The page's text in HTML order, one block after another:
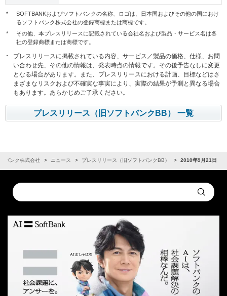
*
SOFTBANKおよびソフトバンクの名称、ロゴは、日本国およびその他の国におけ
るソフトバンク株式会社の登録商標または商標です。
*
その他、本プレスリリースに記載されている会社名および製品・サービス名は各
社の登録商標または商標です。
プレスリリースに掲載されている内容、サービス／製品の価格、仕様、お問
い合わせ先、その他の情報は、発表時点の情報です。その後予告なしに変更
となる場合があります。また、プレスリリースにおける計画、目標などはさ
まざまなリスクおよび不確実な事実により、実際の結果が予測と異なる場合
もあります。あらかじめご了承ください。
プレスリリース（旧ソフトバンクBB） 一覧
バンク株式会社 ニュース プレスリリース（旧ソフトバンクBB） 2010年9月21日
Conduct
a
Submit